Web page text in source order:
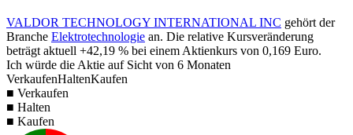
VALDOR TECHNOLOGY INTERNATIONAL INC gehört der
Branche Elektrotechnologie an. Die relative Kursveränderung
beträgt aktuell +42,19 % bei einem Aktienkurs von 0,169 Euro.
Ich würde die Aktie auf Sicht von 6 Monaten
VerkaufenHaltenKaufen
■ Verkaufen
■ Halten
■ Kaufen